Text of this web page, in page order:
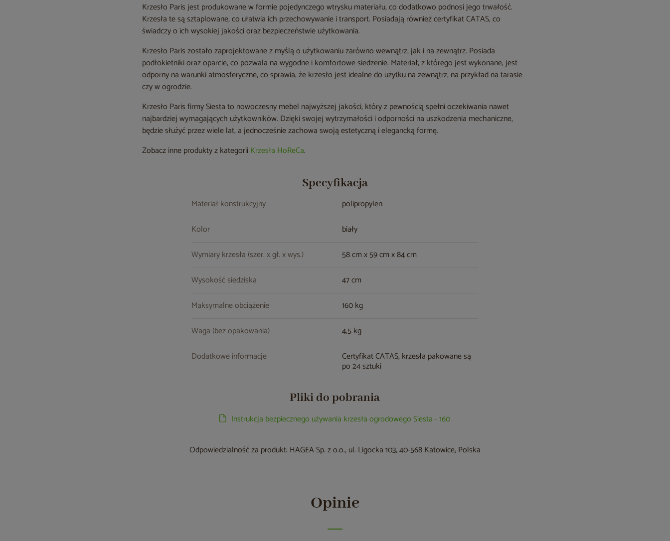
Krzesło Paris jest produkowane w formie pojedynczego wtrysku materiału, co dodatkowo podnosi jego trwałość.
Krzesła te są sztaplowane, co ułatwia ich przechowywanie i transport. Posiadają również certyfikat CATAS, co
świadczy o ich wysokiej jakości oraz bezpieczeństwie użytkowania.
Krzesło Paris zostało zaprojektowane z myślą o użytkowaniu zarówno wewnątrz, jak i na zewnątrz. Posiada
podłokietniki oraz oparcie, co pozwala na wygodne i komfortowe siedzenie. Materiał, z którego jest wykonane, jest
odporny na warunki atmosferyczne, co sprawia, że krzesło jest idealne do użytku na zewnątrz, na przykład na tarasie
czy w ogrodzie.
Krzesło Paris firmy Siesta to nowoczesny mebel najwyższej jakości, który z pewnością spełni oczekiwania nawet
najbardziej wymagających użytkowników. Dzięki swojej wytrzymałości i odporności na uszkodzenia mechaniczne,
będzie służyć przez wiele lat, a jednocześnie zachowa swoją estetyczną i elegancką formę.
Zobacz inne produkty z kategoriiKrzesła HoReCa.
Specyfikacja
Materiał konstrukcyjny
polipropylen
Kolor
biały
Wymiary krzesła (szer. x gł. x wys.)
58 cm x 59 cm x 84 cm
Wysokość siedziska
47 cm
Maksymalne obciążenie
160 kg
Waga (bez opakowania)
4,5 kg
Dodatkowe informacje
Certyfikat CATAS, krzesła pakowane są
po 24 sztuki
Pliki do pobrania
Instrukcja bezpiecznego używania krzesła ogrodowego Siesta - 160
Odpowiedzialność za produkt: HAGEA Sp. z o.o., ul. Ligocka 103, 40-568 Katowice, Polska
Opinie